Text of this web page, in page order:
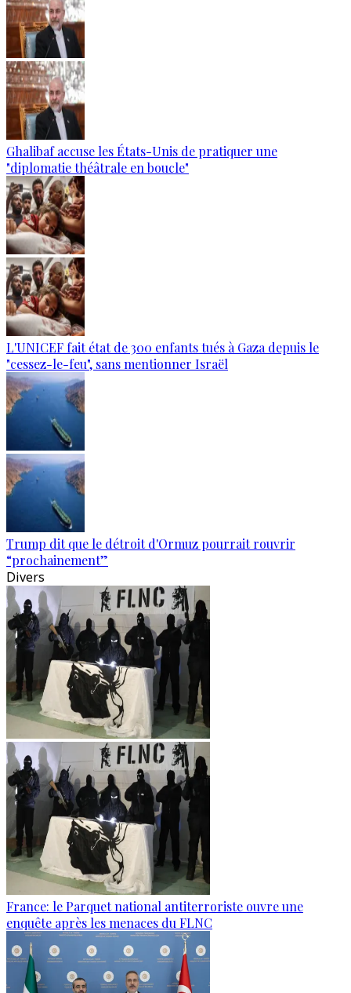
Ghalibaf accuse les États-Unis de pratiquer une
"diplomatie théâtrale en boucle"
L'UNICEF fait état de 300 enfants tués à Gaza depuis le
"cessez-le-feu", sans mentionner Israël
Trump dit que le détroit d'Ormuz pourrait rouvrir
“prochainement”
Divers
France: le Parquet national antiterroriste ouvre une
enquête après les menaces du FLNC